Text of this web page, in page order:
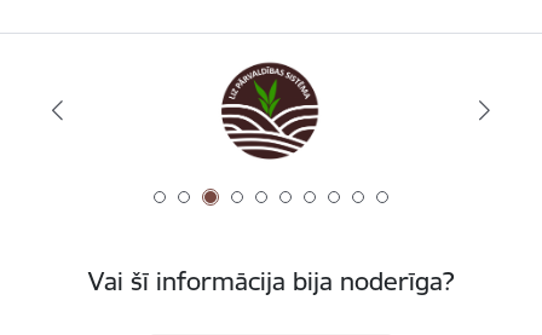
Vai šī informācija bija noderīga?